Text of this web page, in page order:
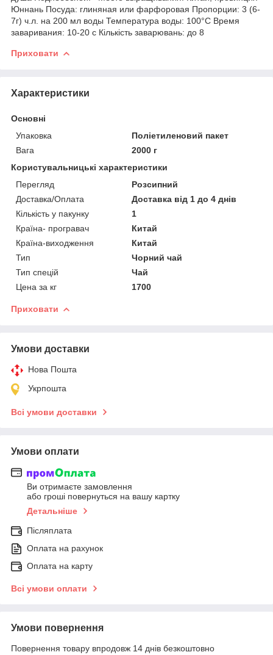
Юннань Посуда: глиняная или фарфоровая Пропорции: 3 (6-
7г) ч.л. на 200 мл воды Температура воды: 100°С Время
заваривания: 10-20 с Кількість заварювань: до 8
Приховати
Характеристики
Основні
Упаковка
Поліетиленовий пакет
Вага
2000 г
Користувальницькі характеристики
Перегляд
Розсипний
Доставка/Оплата
Доставка від 1 до 4 днів
Кількість у пакунку
1
Країна- програвач
Китай
Країна-виходження
Китай
Тип
Чорний чай
Тип спецій
Чай
Цена за кг
1700
Приховати
Умови доставки
Нова Пошта
Укрпошта
Всі умови доставки
Умови оплати
Ви отримаєте замовлення
або гроші повернуться на вашу картку
Детальніше
Післяплата
Оплата на рахунок
Оплата на карту
Всі умови оплати
Умови повернення
Повернення товару впродовж 14 днів безкоштовно